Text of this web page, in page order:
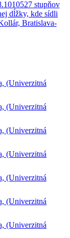
(Univerzitná
(Univerzitná
(Univerzitná
(Univerzitná
(Univerzitná
(Univerzitná
(Univerzitná